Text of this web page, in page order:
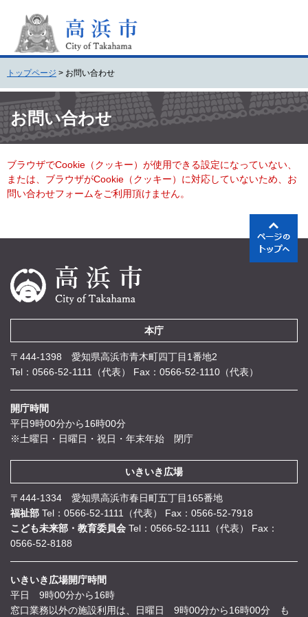
頭
で
す
。
飛
ば
し
て
本
へ
トップページ > お問い合わせ
文 お問い合わせ
ブラウザでCookie（クッキー）が使用できる設定になっていない、
または、ブラウザがCookie（クッキー）に対応していないため、お
問い合わせフォームをご利用頂けません。
本庁
〒444-1398 愛知県高浜市青木町四丁目1番地2
Tel：0566-52-1111（代表）
Fax：0566-52-1110（代表）
開庁時間
平日9時00分から16時00分
※土曜日・日曜日・祝日・年末年始 閉庁
いきいき広場
〒444-1334 愛知県高浜市春日町五丁目165番地
福祉部 Tel：0566-52-1111（代表）
Fax：0566-52-7918
こども未来部・教育委員会 Tel：0566-52-1111（代表）
Fax：
0566-52-8188
いきいき広場開庁時間
平日 9時00分から16時
窓口業務以外の施設利用は、日曜日 9時00分から16時00分 も